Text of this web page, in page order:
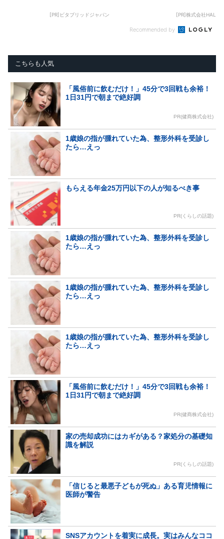
[PR]ビタブリッドジャパン [PR]株式会社HAL
Recommended by
こちらも人気
「風俗前に飲むだけ！」45分で3回戦も余裕！
1日31円で朝まで絶好調
PR(健商株式会社)
1歳娘の指が腫れていた為、整形外科を受診し
たら…えっ
もらえる年金25万円以下の人が知るべき事
PR(くらしの話題)
1歳娘の指が腫れていた為、整形外科を受診し
たら…えっ
1歳娘の指が腫れていた為、整形外科を受診し
たら…えっ
1歳娘の指が腫れていた為、整形外科を受診し
たら…えっ
「風俗前に飲むだけ！」45分で3回戦も余裕！
1日31円で朝まで絶好調
PR(健商株式会社)
家の売却成功にはカギがある？家処分の基礎知
識を解説
PR(くらしの話題)
「信じると最悪子どもが死ぬ」ある育児情報に
医師が警告
SNSアカウントを着実に成長。実はみんなココ